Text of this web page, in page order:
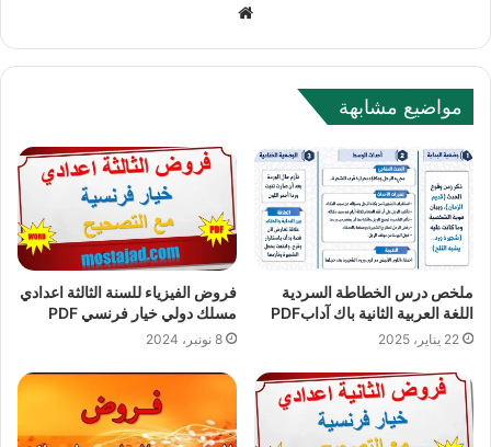
مواضيع مشابهة
ملخص درس الخطاطة السردية
اللغة العربية الثانية باك آدابPDF
22 يناير، 2025
فروض الفيزياء للسنة الثالثة اعدادي
مسلك دولي خيار فرنسي PDF
8 نونبر، 2024